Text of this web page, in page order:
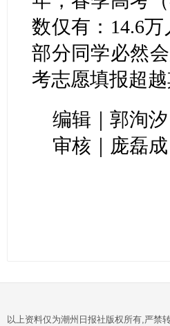
数仅有：14.6
部分同学必然
考志愿填报超
编辑｜郭洵汐
审核｜庞磊成
以上资料仅为潮州日报社版权所有,严禁